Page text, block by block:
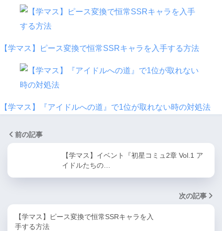
【学マス】ピース変換で恒常SSRキャラを入手する方法
【学マス】『アイドルへの道』で1位が取れない時の対処法
前の記事
【学マス】イベント『初星コミュ2章 Vol.1 ア
イドルたちの…
次の記事
【学マス】ピース変換で恒常SSRキャラを入
手する方法